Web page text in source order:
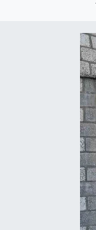
Dış
EĞİTİM
EKONOMİ
English